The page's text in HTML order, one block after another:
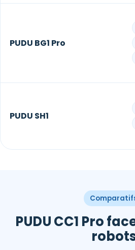
PUDU BG1 Pro
PUDU SH1
PUDU CC1 Pro